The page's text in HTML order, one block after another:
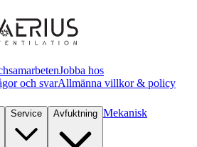
Jobba hos
och svarAllmänna villkor & policy
Service Avfuktning Mekanisk